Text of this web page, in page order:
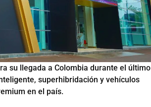
su llegada a Colombia durante el último
superhibridación y vehículos
en el país.